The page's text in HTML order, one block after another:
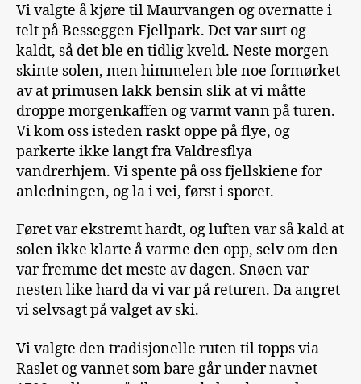
Vi valgte å kjøre til Maurvangen og overnatte i
telt på Besseggen Fjellpark. Det var surt og
kaldt, så det ble en tidlig kveld. Neste morgen
skinte solen, men himmelen ble noe formørket
av at primusen lakk bensin slik at vi måtte
droppe morgenkaffen og varmt vann på turen.
Vi kom oss isteden raskt oppe på flye, og
parkerte ikke langt fra Valdresflya
vandrerhjem. Vi spente på oss fjellskiene for
anledningen, og la i vei, først i sporet.
Føret var ekstremt hardt, og luften var så kald at
solen ikke klarte å varme den opp, selv om den
var fremme det meste av dagen. Snøen var
nesten like hard da vi var på returen. Da angret
vi selvsagt på valget av ski.
Vi valgte den tradisjonelle ruten til topps via
Raslet og vannet som bare går under navnet